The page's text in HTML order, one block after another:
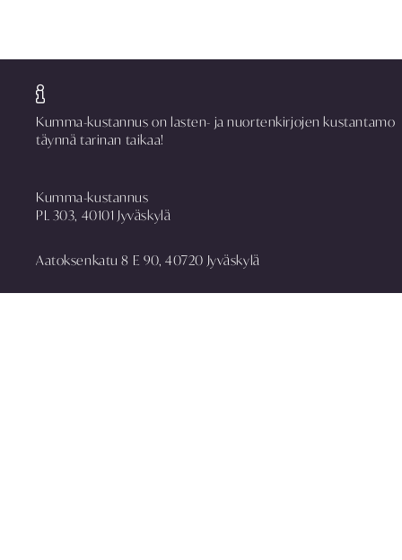
Kumma-kustannus on lasten- ja nuortenkirjojen kustantamo
täynnä tarinan taikaa!
Kumma-kustannus
PL 303, 40101 Jyväskylä
Aatoksenkatu 8 E 90, 40720 Jyväskylä